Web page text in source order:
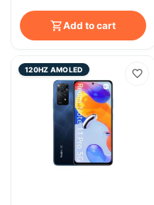
Add to cart
120HZ AMOLED